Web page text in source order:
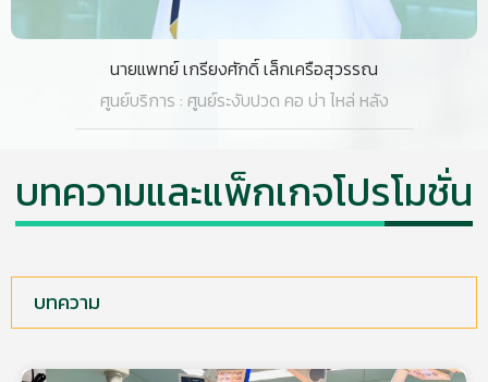
นายแพทย์ เกรียงศักดิ์ เล็กเครือสุวรรณ
ศูนย์บริการ : ศูนย์ระงับปวด คอ บ่า ไหล่ หลัง
บทความและแพ็กเกจโปรโมชั่น
บทความ